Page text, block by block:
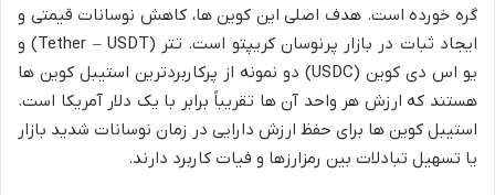
گره خورده است. هدف اصلی این کوین ها، کاهش نوسانات قیمتی و
ایجاد ثبات در بازار پرنوسان کریپتو است. تتر (Tether – USDT) و
یو اس دی کوین (USDC) دو نمونه از پرکاربردترین استیبل کوین ها
هستند که ارزش هر واحد آن ها تقریباً برابر با یک دلار آمریکا است.
استیبل کوین ها برای حفظ ارزش دارایی در زمان نوسانات شدید بازار
یا تسهیل تبادلات بین رمزارزها و فیات کاربرد دارند.